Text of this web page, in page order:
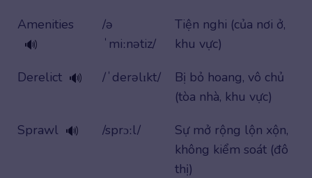
Amenities
🔊
/ə
ˈmiːnətiz/
Tiện nghi (của nơi ở,
khu vực)
Derelict 🔊 /ˈderəlɪkt/
Bị bỏ hoang, vô chủ
(tòa nhà, khu vực)
Sprawl 🔊 /sprɔːl/
Sự mở rộng lộn xộn,
không kiểm soát (đô
thị)